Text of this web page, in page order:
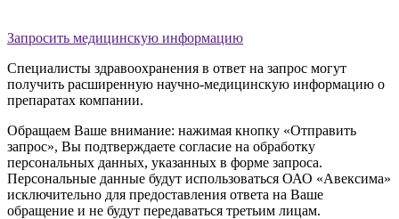
Запросить медицинскую информацию
Специалисты здравоохранения в ответ на запрос могут
получить расширенную научно-медицинскую информацию о
препаратах компании.
Обращаем Ваше внимание: нажимая кнопку «Отправить
запрос», Вы подтверждаете согласие на обработку
персональных данных, указанных в форме запроса.
Персональные данные будут использоваться ОАО «Авексима»
исключительно для предоставления ответа на Ваше
обращение и не будут передаваться третьим лицам.